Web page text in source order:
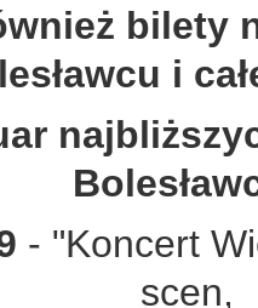
bilety
i
- "Koncert
scen,